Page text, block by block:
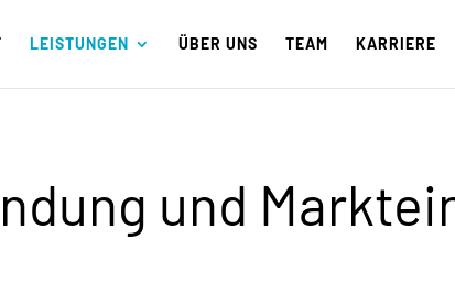
LEISTUNGEN ÜBER UNS TEAM KARRIERE
und